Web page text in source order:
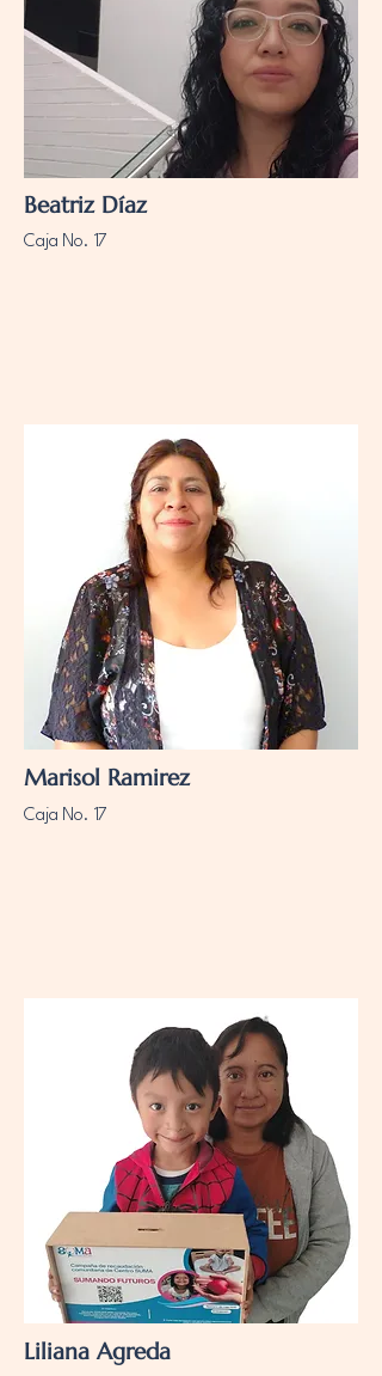
Beatriz Díaz
Caja No. 17
Marisol Ramirez
Caja No. 17
Liliana Agreda